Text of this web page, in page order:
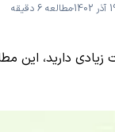
مطالعه 6 دقیقه